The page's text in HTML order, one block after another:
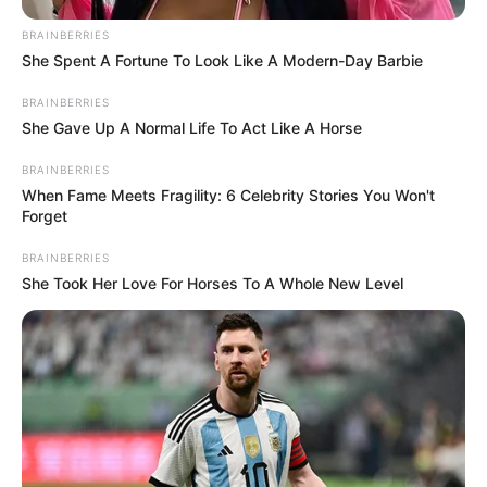
hanem a mindenkori döntéshozóknak is tükörbe kell
nézniük.
A Magyar Orvosi Kamara is szerepet kaphat
delegációjával. A kamara célként jelölte meg, hogy
azokat a jogköröket, feladatokat és felelősségeket,
őrizheti.
Ez azért fontos, mert az egészségügyi reform nem
működhet tartósan a szakma nélkül. Lehet
rendeleteket írni, lehet új struktúrákat kitalálni, lehet
BRAINBERRIES
She Spent A Fortune To Look Like A Modern-Day Barbie
BRAINBERRIES
She Gave Up A Normal Life To Act Like A Horse
BRAINBERRIES
When Fame Meets Fragility: 6 Celebrity Stories You Won't
Forget
BRAINBERRIES
She Took Her Love For Horses To A Whole New Level